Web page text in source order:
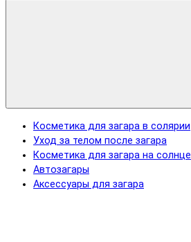
Косметика для загара в солярии
Уход за телом после загара
Косметика для загара на солнце
Автозагары
Аксессуары для загара